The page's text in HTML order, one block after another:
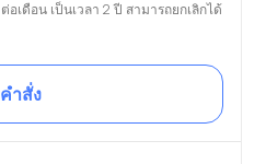
ต่อเดือน เป็นเวลา 2 ปี สามารถยกเลิกได้
คำสั่ง